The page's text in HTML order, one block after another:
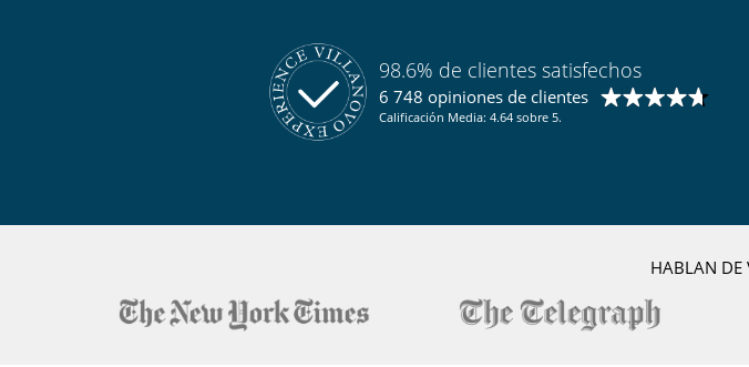
98.6% de clientes satisfechos
6 748 opiniones de clientes
Calificación Media: 4.64 sobre 5.
HABLAN DE